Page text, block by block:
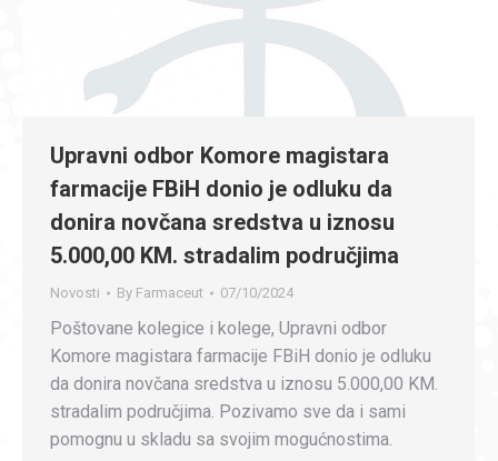
Upravni odbor Komore magistara
farmacije FBiH donio je odluku da
donira novčana sredstva u iznosu
5.000,00 KM. stradalim područjima
Novosti By Farmaceut 07/10/2024
Poštovane kolegice i kolege, Upravni odbor
Komore magistara farmacije FBiH donio je odluku
da donira novčana sredstva u iznosu 5.000,00 KM.
stradalim područjima. Pozivamo sve da i sami
pomognu u skladu sa svojim mogućnostima.